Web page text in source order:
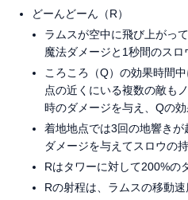
どーんどーん（R）
ラムスが空中に飛び上がっ
魔法ダメージと1秒間のスロ
ころころ（Q）の効果時間
点の近くにいる複数の敵も
時のダメージを与え、Qの効
着地地点では3回の地響き
ダメージを与えてスロウの
Rはタワーに対して200%の
Rの射程は、ラムスの移動速